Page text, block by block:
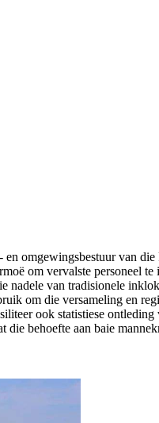
omgewingsbestuur van die
om vervalste personeel te
nadele van tradisionele
om die versameling en
ook statistiese ontleding
behoefte aan baie